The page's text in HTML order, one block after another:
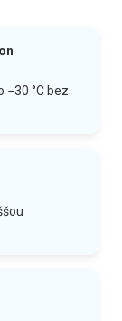
−30 °C bez